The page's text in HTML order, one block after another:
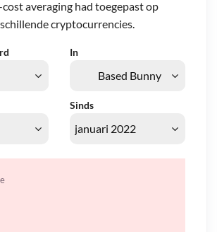
averaging had toegepast op
cryptocurrencies.
In
Sinds